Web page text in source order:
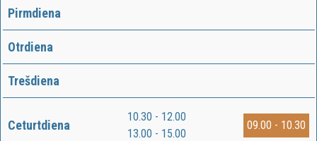
Pirmdiena
Otrdiena
Trešdiena
Ceturtdiena
10.30 - 12.00
13.00 - 15.00
09.00 - 10.30